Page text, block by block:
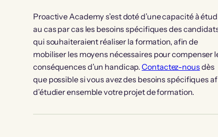
Proactive Academy s’est doté d’une capacité à
au cas par cas les besoins spécifiques des
qui souhaiteraient réaliser la formation, afin de
mobiliser les moyens nécessaires pour compenser
conséquences d’un handicap.Contactez-nousdès
que possible si vous avez des besoins spécifiques
d’étudier ensemble votre projet de formation.